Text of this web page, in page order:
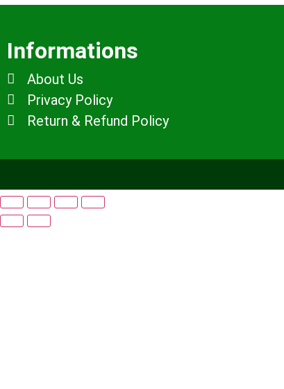
Informations
About Us
Privacy Policy
Return & Refund Policy